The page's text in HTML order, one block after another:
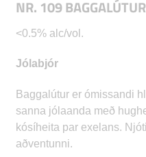
NR. 109 BAGGALÚTUR
<0.5% alc/vol.
Jólabjór
Baggalútur er ómissandi
sanna jólaanda með
kósíheita par exelans.
aðventunni.